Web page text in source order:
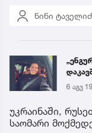
ნინი
6 აგვ
უკრაინაში,
საომარი